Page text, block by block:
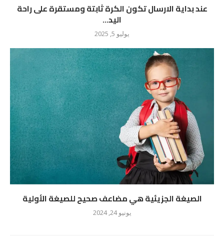
عند بداية الارسال تكون الكرة ثابتة ومستقرة على راحة
اليد...
يوليو 5, 2025
الصيغة الجزيئية هي مضاعف صحيح للصيغة الأولية
يونيو 24, 2024